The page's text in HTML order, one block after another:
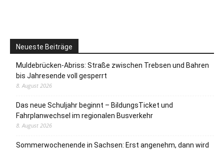
Neueste Beiträge
Muldebrücken-Abriss: Straße zwischen Trebsen und Bahren
bis Jahresende voll gesperrt
8. August 2026
Das neue Schuljahr beginnt – BildungsTicket und
Fahrplanwechsel im regionalen Busverkehr
8. August 2026
Sommerwochenende in Sachsen: Erst angenehm, dann wird